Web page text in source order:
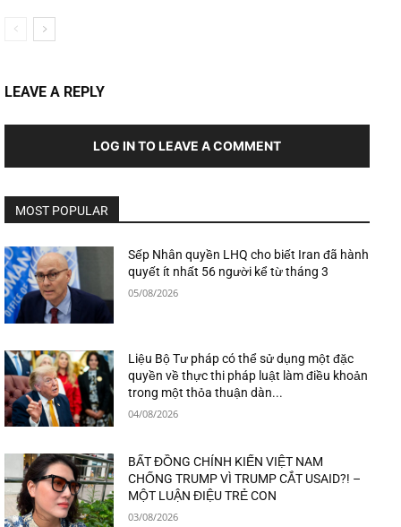
LEAVE A REPLY
LOG IN TO LEAVE A COMMENT
MOST POPULAR
Sếp Nhân quyền LHQ cho biết Iran đã hành
quyết ít nhất 56 người kể từ tháng 3
05/08/2026
Liệu Bộ Tư pháp có thể sử dụng một đặc
quyền về thực thi pháp luật làm điều khoản
trong một thỏa thuận dàn...
04/08/2026
BẤT ĐỒNG CHÍNH KIẾN VIỆT NAM
CHỐNG TRUMP VÌ TRUMP CẮT USAID?! –
MỘT LUẬN ĐIỆU TRẺ CON
03/08/2026